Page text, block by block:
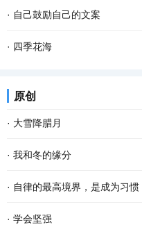
· 自己鼓励自己的文案
· 四季花海
原创
· 大雪降腊月
· 我和冬的缘分
· 自律的最高境界，是成为习惯
· 学会坚强